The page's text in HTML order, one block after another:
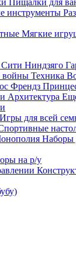
Пищалки для
инструменты
Мягкие
Сити Ниндзяго
войны Техника
Френдз
Архитектура
Игры для всей
Наборы
на р/у